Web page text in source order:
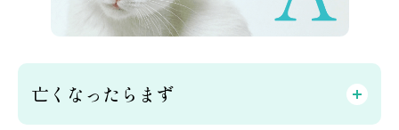
亡くなったらまず